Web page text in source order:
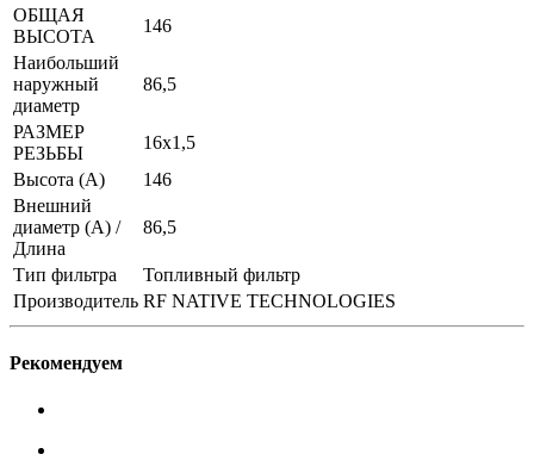
ОБЩАЯ
ВЫСОТА
146
Наибольший
наружный
диаметр
86,5
РАЗМЕР
РЕЗЬБЫ
16x1,5
Высота (А)
146
Внешний
диаметр (А) /
Длина
86,5
Тип фильтра
Топливный фильтр
Производитель RF NATIVE TECHNOLOGIES
Рекомендуем